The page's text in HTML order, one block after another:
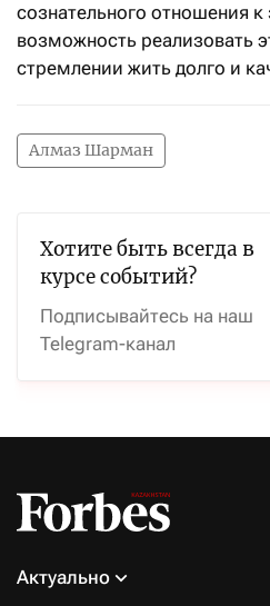
сознательного отношения
возможность реализовать
стремлении жить долго и
Алмаз Шарман
Хотите быть всегда в
курсе событий?
Подписывайтесь на наш
Telegram-канал
Актуально